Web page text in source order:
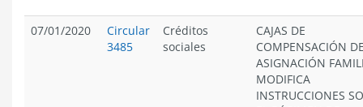
07/01/2020
Circular
3485
Créditos
sociales
CAJAS DE
COMPENSACIÓN
ASIGNACIÓN
MODIFICA
INSTRUCCIONES